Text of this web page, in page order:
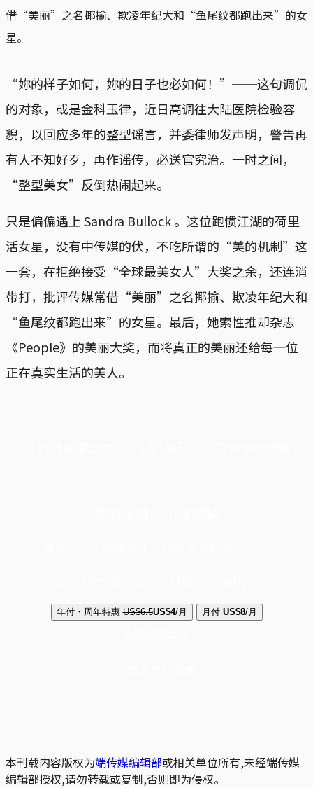
借“美丽”之名揶揄、欺凌年纪大和“鱼尾纹都跑出来”的女
星。
“妳的样子如何，妳的日子也必如何！”──这句调侃
的对象，或是金科玉律，近日高调往大陆医院检验容
貎，以回应多年的整型谣言，并委律师发声明，警告再
有人不知好歹，再作谣传，必送官究治。一时之间，
“整型美女”反倒热闹起来。
只是偏偏遇上 Sandra Bullock 。这位跑惯江湖的荷里
活女星，没有中传媒的伏，不吃所谓的“美的机制”这
一套，在拒绝接受“全球最美女人”大奖之余，还连消
带打，批评传媒常借“美丽”之名揶揄、欺凌年纪大和
“鱼尾纹都跑出来”的女星。最后，她索性推却杂志
《People》的美丽大奖，而将真正的美丽还给每一位
正在真实生活的美人。
年付・周年特惠 US$6.5US$4/月 月付 US$8/月
本刊载内容版权为端传媒编辑部或相关单位所有,未经端传媒
编辑部授权,请勿转载或复制,否则即为侵权。